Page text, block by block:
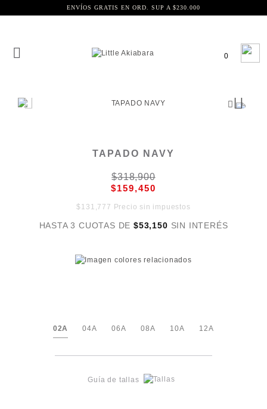
ENVÍOS GRATIS EN ORD. SUP A $230.000
0
TAPADO NAVY
$318,900
$159,450
$131,777 Precio sin impuestos
HASTA 3 CUOTAS DE$53,150 SIN INTERÉS
02A 04A 06A 08A 10A 12A
Guía de tallas